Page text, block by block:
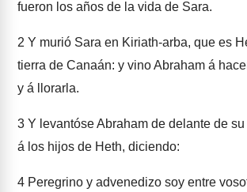
fueron los años de la vida de Sara.
2 Y murió Sara en Kiriath-arba, que es
tierra de Canaán: y vino Abraham á
y á llorarla.
3 Y levantóse Abraham de delante de
á los hijos de Heth, diciendo:
4 Peregrino y advenedizo soy entre